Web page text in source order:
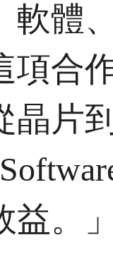
軟體
項合
晶片
益。